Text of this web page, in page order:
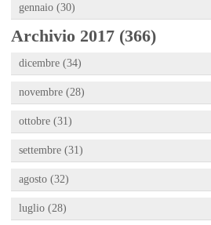
gennaio (30)
Archivio 2017 (366)
dicembre (34)
novembre (28)
ottobre (31)
settembre (31)
agosto (32)
luglio (28)